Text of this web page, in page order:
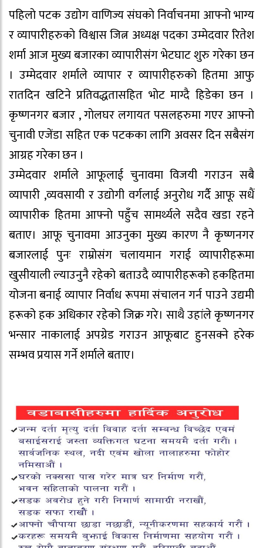
पहिलाे पटक उद्योग वाणिज्य संघकाे निर्वाचनमा आफ्नाे भाग्य
र व्यापारीहरुकाे विश्वास जित्न अध्यक्ष पदका उम्मेदवार रितेश
शर्मा आज मुख्य बजारका व्यापारीसंग भेटघाट शुरु गरेका छन
। उम्मेदवार शर्माले व्यापार र व्यापारीहरुकाे हितमा आफु
रातदिन खटिने प्रतिवद्धतासहित भाेट माग्दै हिडेका छन ।
कृष्णनगर बजार , गाेलघर लगायत पसलहरुमा गएर आफ्नो
चुनावी एजेंडा सहित एक पटकका लागि अवसर दिन सबैसंग
आग्रह गरेका छन ।
उम्मेदवार शर्माले आफूलाई चुनावमा विजयी गराउन सबै
व्यापारी ,व्यवसायी र उद्योगी वर्गलाई अनुरोध गर्दै आफू सधैं
व्यापारीक हितमा आफ्नाे पहुँच सामर्थ्यले सदैव खडा रहने
बताए। आफू चुनावमा आउनुका मुख्य कारण नै कृष्णनगर
बजारलाई पुनः राम्रोसंग चलायमान गराई व्यापारीहरूमा
खुसीयाली ल्याउनुनै रहेको बताउदै व्यापारीहरूको हकहितमा
योजना बनाई व्यापार निर्वाध रूपमा संचालन गर्न पाउने उद्यमी
हरूको हक अधिकार रहेको जिक्र गरे। साथै उहांले कृष्णनगर
भन्सार नाकालाई अपग्रेड गराउन आफूबाट हुनसक्ने हरेक
सम्भव प्रयास गर्ने शर्माले बताए।